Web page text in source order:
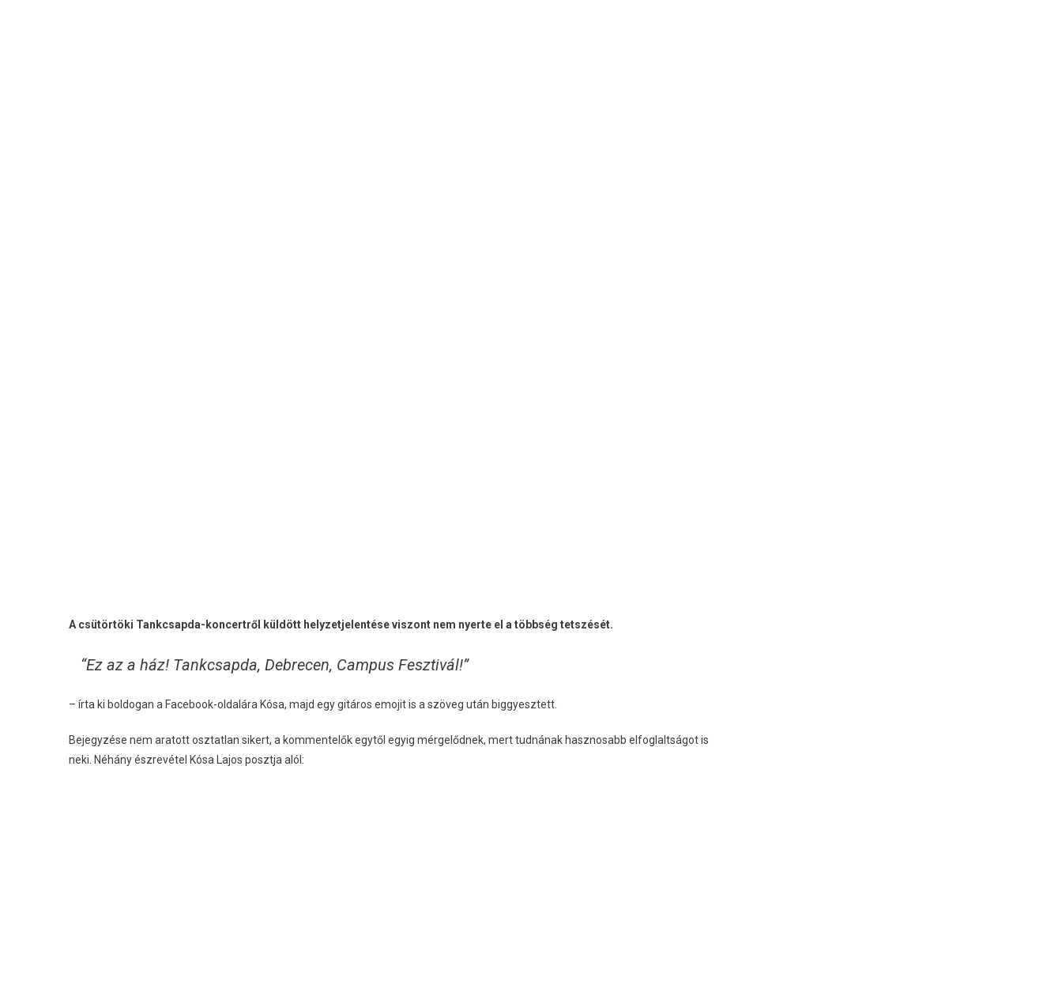
A csütörtöki Tankcsapda-koncertről küldött helyzetjelentése viszont nem nyerte el a többség tetszését.
“Ez az a ház! Tankcsapda, Debrecen, Campus Fesztivál!”
– írta ki boldogan a Facebook-oldalára Kósa, majd egy gitáros emojit is a szöveg után biggyesztett.
Bejegyzése nem aratott osztatlan sikert, a kommentelők egytől egyig mérgelődnek, mert tudnának hasznosabb elfoglaltságot is
neki. Néhány észrevétel Kósa Lajos posztja alól: